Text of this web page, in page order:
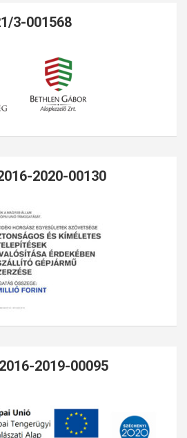
3-001568
2020-00130
2019-00095